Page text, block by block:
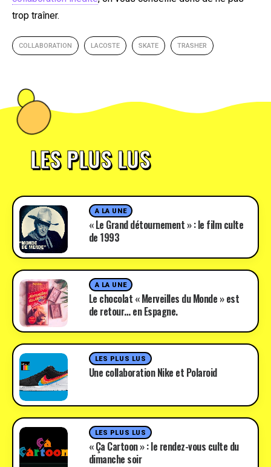
trop traîner.
COLLABORATION LACOSTE SKATE TRASHER
LES PLUS LUS
A LA UNE
« Le Grand détournement » : le film culte
de 1993
A LA UNE
Le chocolat « Merveilles du Monde » est
de retour… en Espagne.
LES PLUS LUS
Une collaboration Nike et Polaroid
LES PLUS LUS
« Ça Cartoon » : le rendez-vous culte du
dimanche soir